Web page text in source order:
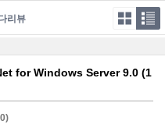
리뷰
for Windows Server 9.0 (1